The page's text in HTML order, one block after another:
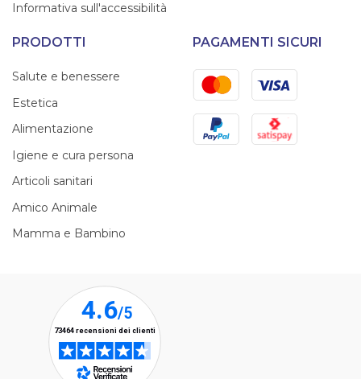
Informativa sull'accessibilità
PRODOTTI
Salute e benessere
Estetica
Alimentazione
Igiene e cura persona
Articoli sanitari
Amico Animale
Mamma e Bambino
PAGAMENTI SICURI
MastercardVisa
PayPal Satispay